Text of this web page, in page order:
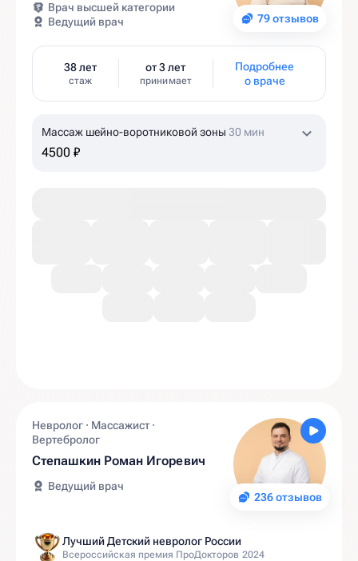
79 отзывов
Врач высшей категории
Ведущий врач
38 лет
стаж
от 3 лет
принимает
Подробнее
о враче
Массаж шейно-воротниковой зоны 30 мин
4500 ₽
236 отзывов
Невролог · Массажист ·
Вертебролог
Степашкин Роман Игоревич
Ведущий врач
Лучший Детский невролог России
Всероссийская премия ПроДокторов 2024